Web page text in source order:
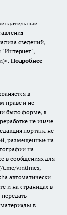
сведений,
"Интернет",
Подробнее
в
праве и не
было форме, в
не иначе
портала не
размещенные на
на
в сообщениях для
t.me/vrntimes,
автоматически
и на страницах в
в